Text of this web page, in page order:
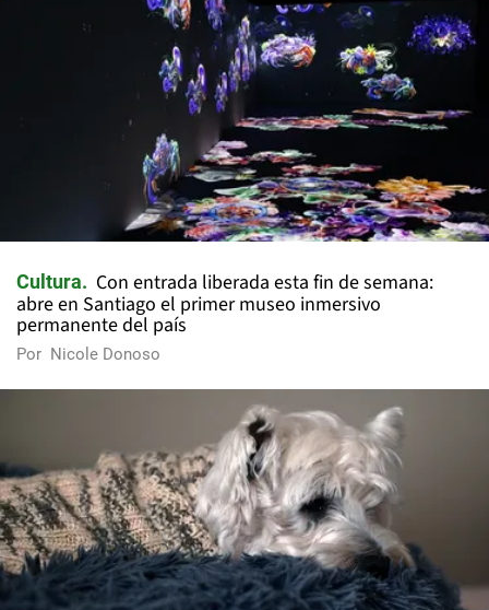
Cultura
Con entrada liberada esta fin de semana:
abre en Santiago el primer museo inmersivo
permanente del país
Por Nicole Donoso